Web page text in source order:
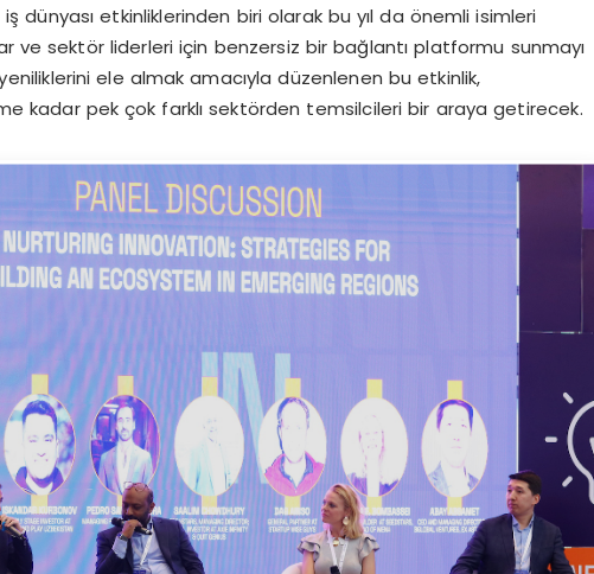
dünyası etkinliklerinden biri olarak bu yıl da önemli isimleri
ve sektör liderleri için benzersiz bir bağlantı platformu sunmayı
ele almak amacıyla düzenlenen bu etkinlik,
kadar pek çok farklı sektörden temsilcileri bir araya getirecek.